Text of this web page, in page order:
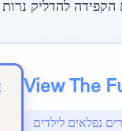
View The
נפלאים לילדים